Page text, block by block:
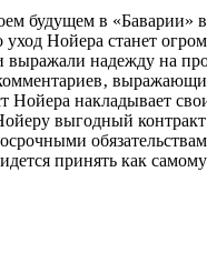
будущем в «Баварии»
уход Нойера станет
надежду на
Нойера накладывает
выгодный
принять как